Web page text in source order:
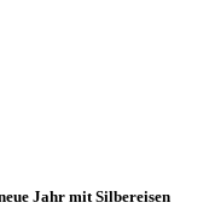
Jahr mit Silbereisen